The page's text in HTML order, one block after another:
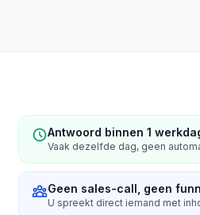
Antwoord binnen 1
Vaak dezelfde dag, geen
Geen sales-call, geen
U spreekt direct iemand met